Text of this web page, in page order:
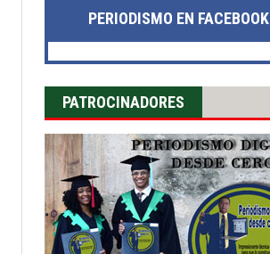
PERIODISMO EN FACEBOOK
PATROCINADORES